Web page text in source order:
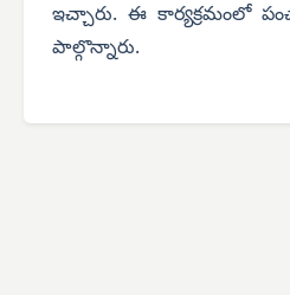
ఇచ్చారు. ఈ కార్యక్రమంలో
పాల్గొన్నారు.